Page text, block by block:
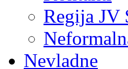
Regija JV
Nevladne